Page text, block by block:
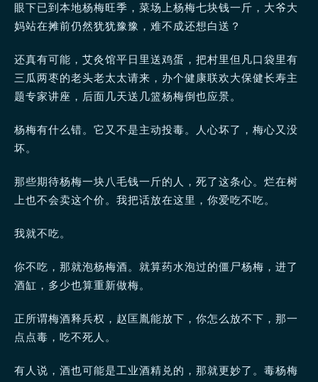
眼下已到本地杨梅旺季，菜场上杨梅七块钱一斤，大爷大
妈站在摊前仍然犹犹豫豫，难不成还想白送？
还真有可能，艾灸馆平日里送鸡蛋，把村里但凡口袋里有
三瓜两枣的老头老太太请来，办个健康联欢大保健长寿主
题专家讲座，后面几天送几篮杨梅倒也应景。
杨梅有什么错。它又不是主动投毒。人心坏了，梅心又没
坏。
那些期待杨梅一块八毛钱一斤的人，死了这条心。烂在树
上也不会卖这个价。我把话放在这里，你爱吃不吃。
我就不吃。
你不吃，那就泡杨梅酒。就算药水泡过的僵尸杨梅，进了
酒缸，多少也算重新做梅。
正所谓梅酒释兵权，赵匡胤能放下，你怎么放不下，那一
点点毒，吃不死人。
有人说，酒也可能是工业酒精兑的，那就更妙了。毒杨梅